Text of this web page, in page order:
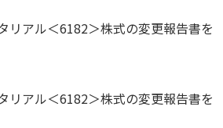
リアル＜6182＞株式の変更報告書を
リアル＜6182＞株式の変更報告書を